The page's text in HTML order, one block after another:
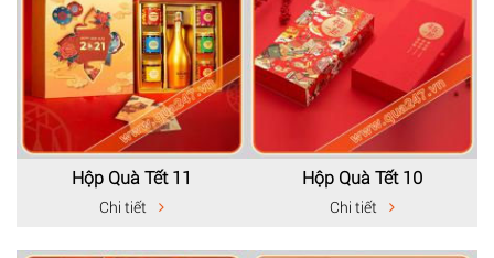
Hộp Quà Tết 11
Chi tiết
Hộp Quà Tết 10
Chi tiết